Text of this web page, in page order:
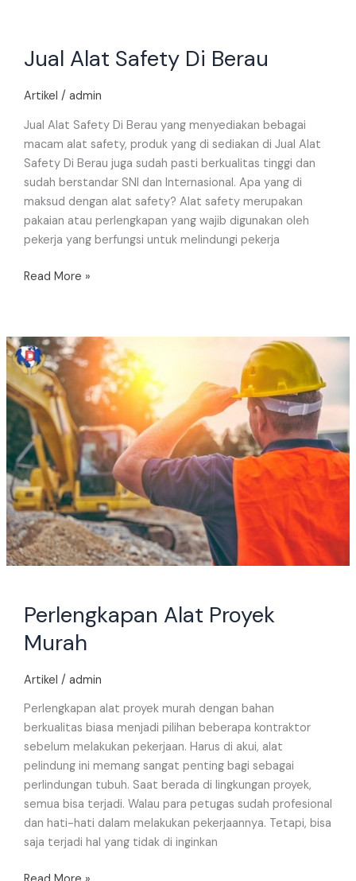
Jual Alat Safety Di Berau
Artikel / admin
Jual Alat Safety Di Berau yang menyediakan bebagai
macam alat safety, produk yang di sediakan di Jual Alat
Safety Di Berau juga sudah pasti berkualitas tinggi dan
sudah berstandar SNI dan Internasional. Apa yang di
maksud dengan alat safety? Alat safety merupakan
pakaian atau perlengkapan yang wajib digunakan oleh
pekerja yang berfungsi untuk melindungi pekerja
Alat
Di
Read More »
Perlengkapan Alat Proyek
Murah
Artikel / admin
Perlengkapan alat proyek murah dengan bahan
berkualitas biasa menjadi pilihan beberapa kontraktor
sebelum melakukan pekerjaan. Harus di akui, alat
pelindung ini memang sangat penting bagi sebagai
perlindungan tubuh. Saat berada di lingkungan proyek,
semua bisa terjadi. Walau para petugas sudah profesional
dan hati-hati dalam melakukan pekerjaannya. Tetapi, bisa
saja terjadi hal yang tidak di inginkan
Perlengkapan
Alat
Proyek
Murah